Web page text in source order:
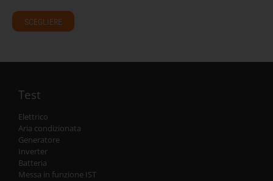
SCEGLIERE
Test
Elettrico
Aria condizionata
Generatore
Inverter
Batteria
Messa in funzione IST